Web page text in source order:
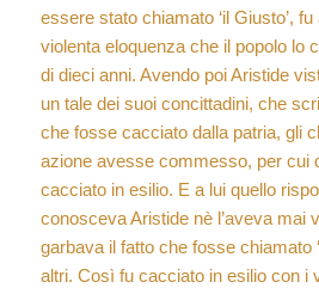
essere stato chiamato ‘il Giusto’,
violenta eloquenza che il popolo lo
di dieci anni. Avendo poi Aristide
un tale dei suoi concittadini, che
che fosse cacciato dalla patria, gli
azione avesse commesso, per cui
cacciato in esilio. E a lui quello
conosceva Aristide nè l’aveva mai
garbava il fatto che fosse chiamato
altri. Così fu cacciato in esilio con i